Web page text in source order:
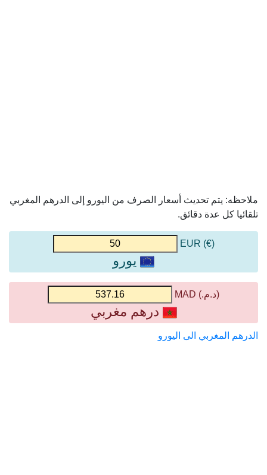
ملاحظه: يتم تحديث أسعار الصرف من اليورو إلى الدرهم المغربي
تلقائيا كل عدة دقائق.
(€) EUR
يورو
(د.م.) MAD
درهم مغربي
الدرهم المغربي الى اليورو